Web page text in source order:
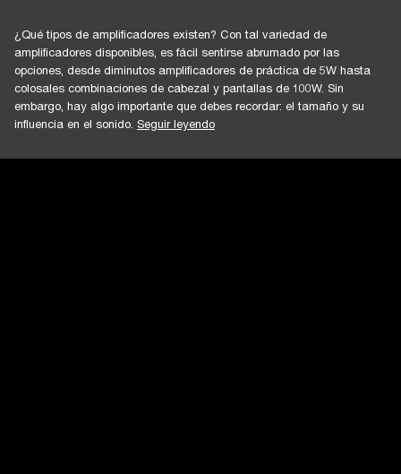
¿Qué tipos de amplificadores existen? Con tal variedad de
amplificadores disponibles, es fácil sentirse abrumado por las
opciones, desde diminutos amplificadores de práctica de 5W hasta
colosales combinaciones de cabezal y pantallas de 100W. Sin
embargo, hay algo importante que debes recordar: el tamaño y su
influencia en el sonido. Seguir leyendo